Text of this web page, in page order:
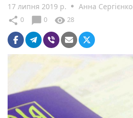
17 липня 2019 р. Анна Сергієнко
share 0 chat_bubble 0 visibility 28